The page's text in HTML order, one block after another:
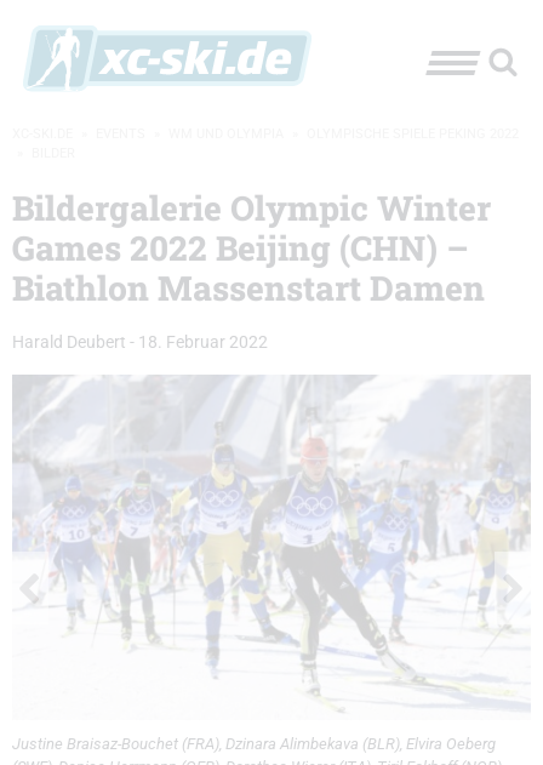
Bildergalerie Olympic Winter
Games 2022 Beijing (CHN) –
Biathlon Massenstart Damen
Harald Deubert - 18. Februar 2022
Justine Braisaz-Bouchet (FRA), Dzinara Alimbekava (BLR), Elvira Oeberg